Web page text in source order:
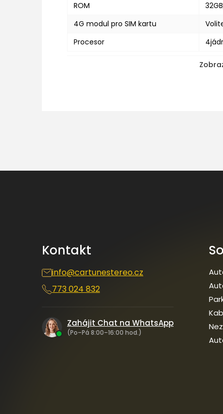
ROM
4G modul pro SIM kartu
Procesor
Kontakt
info@cartunestereo.cz
773 024 832
Zahájit Chat na WhatsApp
(Po–Pá 8:00–16:00 hod.)